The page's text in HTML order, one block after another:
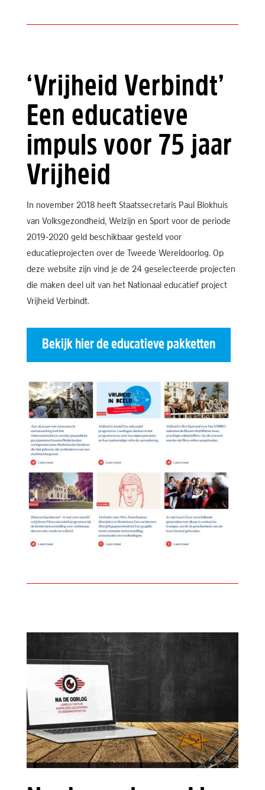
‘Vrijheid Verbindt’
Een educatieve
impuls voor 75 jaar
Vrijheid
In november 2018 heeft Staatssecretaris Paul Blokhuis
van Volksgezondheid, Welzijn en Sport voor de periode
2019-2020 geld beschikbaar gesteld voor
educatieprojecten over de Tweede Wereldoorlog. Op
deze website zijn vind je de 24 geselecteerde projecten
die maken deel uit van het Nationaal educatief project
Vrijheid Verbindt.
Bekijk hier de educatieve pakketten